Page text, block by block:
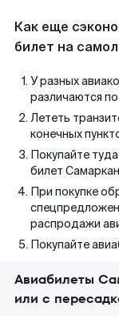
Как еще
билет на
У разных
различаются
Лететь
конечных
Покупайте
билет
При покупке
распродажи
Покупайте
Авиабилеты
или с